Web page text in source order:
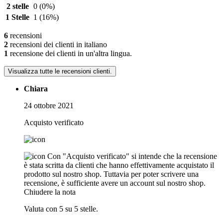
2 stelle 0 (0%)
1 Stelle 1 (16%)
6 recensioni
2 recensioni dei clienti in italiano
1 recensione dei clienti in un'altra lingua.
Visualizza tutte le recensioni clienti.
Chiara
24 ottobre 2021
Acquisto verificato
Con "Acquisto verificato" si intende che la recensione
è stata scritta da clienti che hanno effettivamente acquistato il
prodotto sul nostro shop. Tuttavia per poter scrivere una
recensione, è sufficiente avere un account sul nostro shop.
Chiudere la nota
Valuta con 5 su 5 stelle.